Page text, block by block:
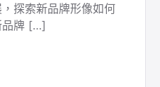
探索新品牌形像如何
品牌 […]